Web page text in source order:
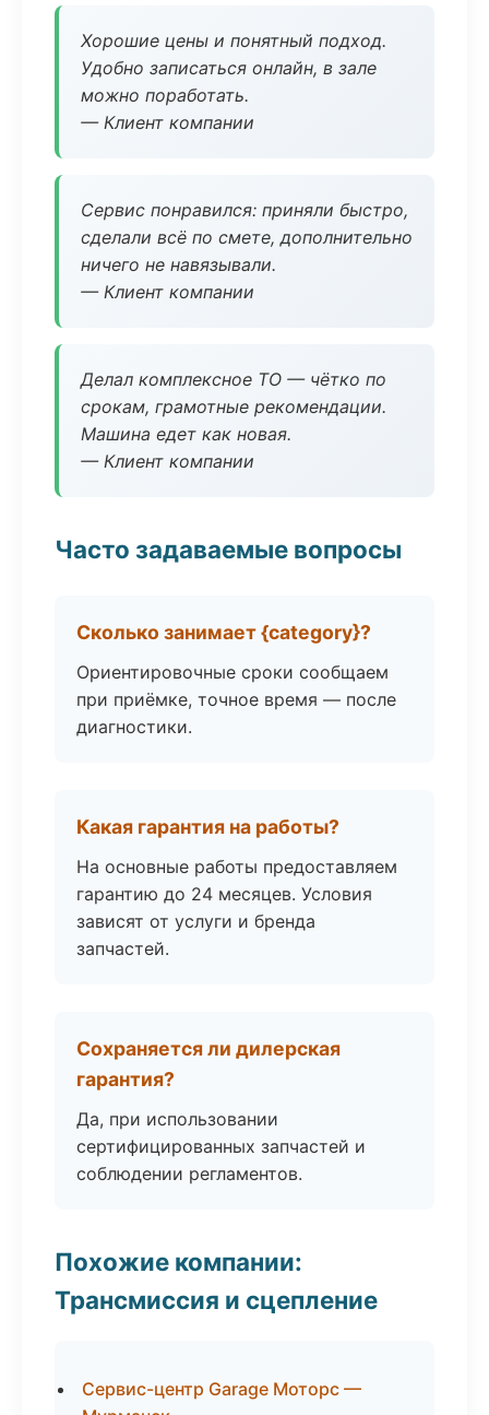
Хорошие цены и понятный подход.
Удобно записаться онлайн, в зале
можно поработать.
— Клиент компании
Сервис понравился: приняли быстро,
сделали всё по смете, дополнительно
ничего не навязывали.
— Клиент компании
Делал комплексное ТО — чётко по
срокам, грамотные рекомендации.
Машина едет как новая.
— Клиент компании
Часто задаваемые вопросы
Сколько занимает {category}?
Ориентировочные сроки сообщаем
при приёмке, точное время — после
диагностики.
Какая гарантия на работы?
На основные работы предоставляем
гарантию до 24 месяцев. Условия
зависят от услуги и бренда
запчастей.
Сохраняется ли дилерская
гарантия?
Да, при использовании
сертифицированных запчастей и
соблюдении регламентов.
Похожие компании:
Трансмиссия и сцепление
Сервис-центр Garage Моторс —